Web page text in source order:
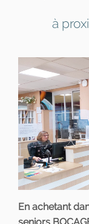
à
En achetant